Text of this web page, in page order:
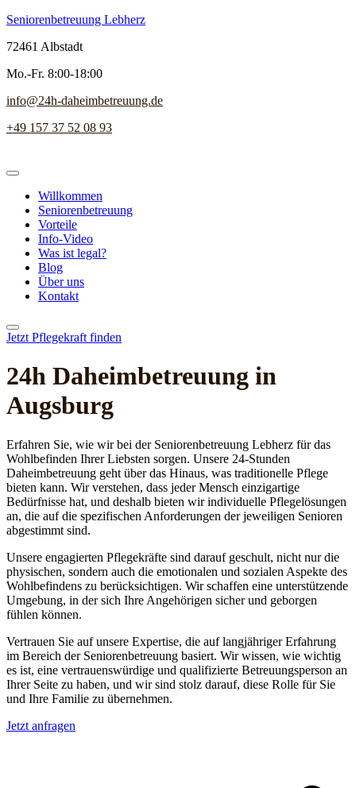
Seniorenbetreuung Lebherz
72461 Albstadt
Mo.-Fr. 8:00-18:00
info@24h-daheimbetreuung.de
+49 157 37 52 08 93
Willkommen
Seniorenbetreuung
Vorteile
Info-Video
Was ist legal?
Blog
Über uns
Kontakt
Jetzt Pflegekraft finden
24h Daheim­betreuung in
Augsburg
Erfahren Sie, wie wir bei der Seniorenbetreuung Lebherz für das
Wohlbefinden Ihrer Liebsten sorgen. Unsere 24-Stunden
Daheimbetreuung geht über das Hinaus, was traditionelle Pflege
bieten kann. Wir verstehen, dass jeder Mensch einzigartige
Bedürfnisse hat, und deshalb bieten wir individuelle Pflegelösungen
an, die auf die spezifischen Anforderungen der jeweiligen Senioren
abgestimmt sind.
Unsere engagierten Pflegekräfte sind darauf geschult, nicht nur die
physischen, sondern auch die emotionalen und sozialen Aspekte des
Wohlbefindens zu berücksichtigen. Wir schaffen eine unterstützende
Umgebung, in der sich Ihre Angehörigen sicher und geborgen
fühlen können.
Vertrauen Sie auf unsere Expertise, die auf langjähriger Erfahrung
im Bereich der Seniorenbetreuung basiert. Wir wissen, wie wichtig
es ist, eine vertrauenswürdige und qualifizierte Betreuungsperson an
Ihrer Seite zu haben, und wir sind stolz darauf, diese Rolle für Sie
und Ihre Familie zu übernehmen.
Jetzt anfragen